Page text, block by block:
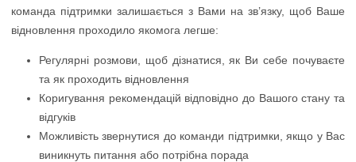
команда підтримки залишається з Вами на зв’язку, щоб Ваше
відновлення проходило якомога легше:
Регулярні розмови, щоб дізнатися, як Ви себе почуваєте
та як проходить відновлення
Коригування рекомендацій відповідно до Вашого стану та
відгуків
Можливість звернутися до команди підтримки, якщо у Вас
виникнуть питання або потрібна порада